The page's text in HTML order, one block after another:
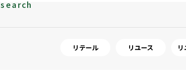
search
リテール リユース